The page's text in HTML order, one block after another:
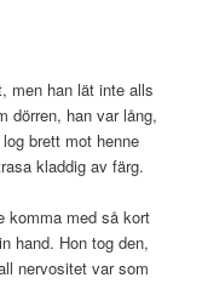
men han lät inte alls
dörren, han var lång,
brett mot henne
kladdig av färg.
komma med så kort
hand. Hon tog den,
nervositet var som